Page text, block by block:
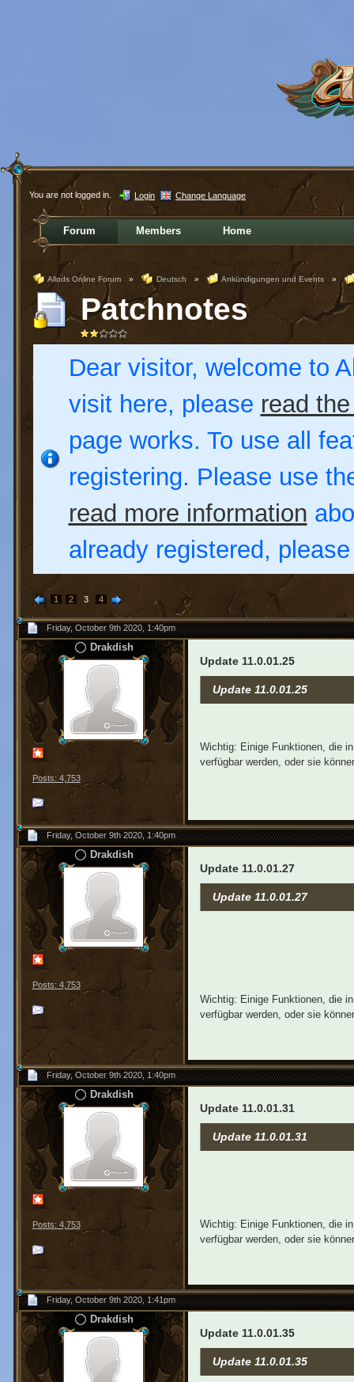
You are not logged in. Login Change Language
Forum Members Home
Allods Online Forum » Deutsch » Ankündigungen und Events »
Patchnotes
Dear visitor, welcome to
visit here, please read
page works. To use all
registering. Please use
read more information
already registered,
1 2 3 4
Friday, October 9th 2020, 1:40pm
Drakdish
Posts: 4,753
Update 11.0.01.25
Update 11.0.01.25
Wichtig: Einige Funktionen, die
verfügbar werden, oder sie
Friday, October 9th 2020, 1:40pm
Drakdish
Posts: 4,753
Update 11.0.01.27
Update 11.0.01.27
Wichtig: Einige Funktionen, die
verfügbar werden, oder sie
Friday, October 9th 2020, 1:40pm
Drakdish
Posts: 4,753
Update 11.0.01.31
Update 11.0.01.31
Wichtig: Einige Funktionen, die
verfügbar werden, oder sie
Friday, October 9th 2020, 1:41pm
Drakdish
Update 11.0.01.35
Update 11.0.01.35